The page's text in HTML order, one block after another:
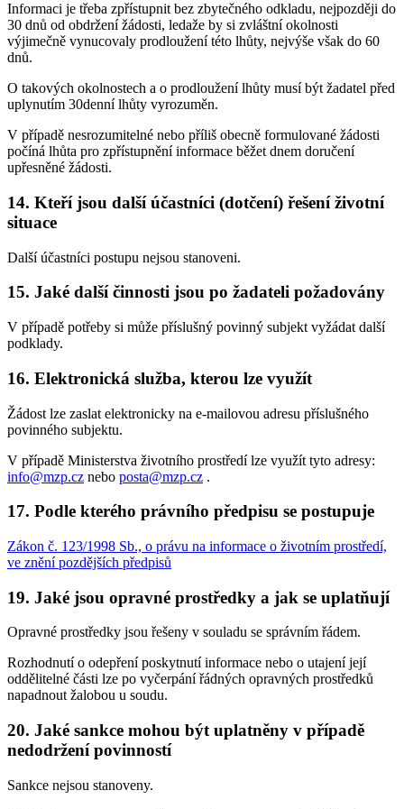
Informaci je třeba zpřístupnit bez zbytečného odkladu, nejpozději do
30 dnů od obdržení žádosti, ledaže by si zvláštní okolnosti
výjimečně vynucovaly prodloužení této lhůty, nejvýše však do 60
dnů.
O takových okolnostech a o prodloužení lhůty musí být žadatel před
uplynutím 30denní lhůty vyrozuměn.
V případě nesrozumitelné nebo příliš obecně formulované žádosti
počíná lhůta pro zpřístupnění informace běžet dnem doručení
upřesněné žádosti.
14. Kteří jsou další účastníci (dotčení) řešení životní
situace
Další účastníci postupu nejsou stanoveni.
15. Jaké další činnosti jsou po žadateli požadovány
V případě potřeby si může příslušný povinný subjekt vyžádat další
podklady.
16. Elektronická služba, kterou lze využít
Žádost lze zaslat elektronicky na e-mailovou adresu příslušného
povinného subjektu.
V případě Ministerstva životního prostředí lze využít tyto adresy:
info@mzp.cz nebo posta@mzp.cz .
17. Podle kterého právního předpisu se postupuje
Zákon č. 123/1998 Sb., o právu na informace o životním prostředí,
ve znění pozdějších předpisů
19. Jaké jsou opravné prostředky a jak se uplatňují
Opravné prostředky jsou řešeny v souladu se správním řádem.
Rozhodnutí o odepření poskytnutí informace nebo o utajení její
oddělitelné části lze po vyčerpání řádných opravných prostředků
napadnout žalobou u soudu.
20. Jaké sankce mohou být uplatněny v případě
nedodržení povinností
Sankce nejsou stanoveny.